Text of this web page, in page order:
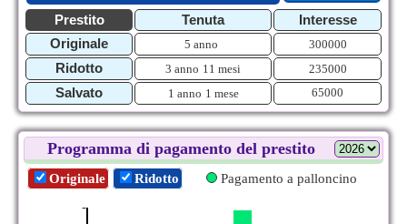
Prestito Tenuta
Interesse
Originale
5 anno 300000
Ridotto 3 anno 11 mesi 235000
Salvato 1 anno 1 mese 65000
Programma di pagamento del prestito
Originale Ridotto Pagamento a palloncino
-